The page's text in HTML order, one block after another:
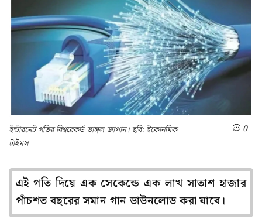
ইন্টারনেট গতির বিশ্বরেকর্ড ভাঙ্গল জাপান। ছবি: ইকোনমিক
টাইমস
0
এই গতি দিয়ে এক সেকেন্ডে এক লাখ সাতাশ হাজার
পাঁচশত বছরের সমান গান ডাউনলোড করা যাবে।